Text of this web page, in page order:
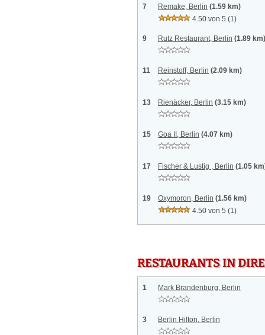
7 Remake, Berlin (1.59 km)
4.50 von 5 (1)
9 Rutz Restaurant, Berlin (1.89 km)
11 Reinstoff, Berlin (2.09 km)
13 Rienäcker, Berlin (3.15 km)
15 Goa II, Berlin (4.07 km)
17 Fischer & Lustig , Berlin (1.05
19 Oxymoron, Berlin (1.56 km)
4.50 von 5 (1)
RESTAURANTS IN
1 Mark Brandenburg, Berlin
3 Berlin Hilton, Berlin